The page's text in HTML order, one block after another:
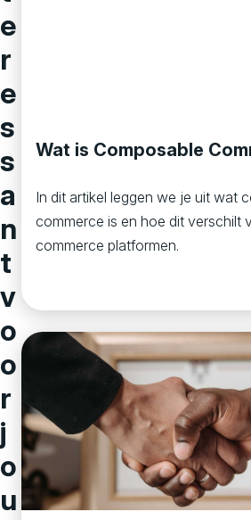
e
r
e
s
s
a
n
t
v
o
o
r
j
o
u
Wat is Composable
In dit artikel leggen we je uit wat
commerce is en hoe dit verschilt
commerce platformen.